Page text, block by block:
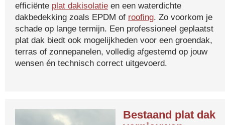
efficiënte plat dakisolatie en een waterdichte
dakbedekking zoals EPDM of roofing. Zo voorkom je
schade op lange termijn. Een professioneel geplaatst
plat dak biedt ook mogelijkheden voor een groendak,
terras of zonnepanelen, volledig afgestemd op jouw
wensen én technisch correct uitgevoerd.
Bestaand plat dak